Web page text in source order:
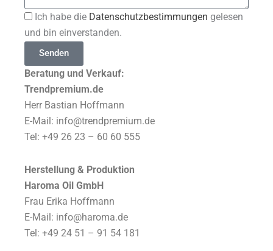
Akzeptanz
Ich habe die Datenschutzbestimmungen gelesen
und bin einverstanden.
Senden
Beratung und Verkauf:
Trendpremium.de
Herr Bastian Hoffmann
E-Mail: info@trendpremium.de
Tel: +49 26 23 – 60 60 555
Herstellung & Produktion
Haroma Oil GmbH
Frau Erika Hoffmann
E-Mail: info@haroma.de
Tel: +49 24 51 – 91 54 181